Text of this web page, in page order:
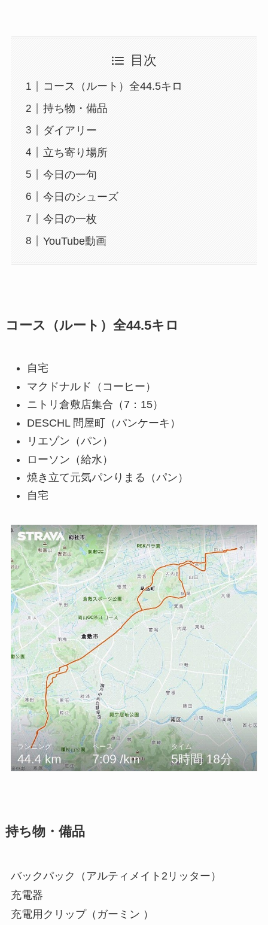
目次
コース（ルート）全44.5キロ
持ち物・備品
ダイアリー
立ち寄り場所
今日の一句
今日のシューズ
今日の一枚
YouTube動画
コース（ルート）全44.5キロ
自宅
マクドナルド（コーヒー）
ニトリ倉敷店集合（7：15）
DESCHL 問屋町（パンケーキ）
リエゾン（パン）
ローソン（給水）
焼き立て元気パンりまる（パン）
自宅
持ち物・備品
バックパック（アルティメイト2リッター）
充電器
充電用クリップ（ガーミン ）